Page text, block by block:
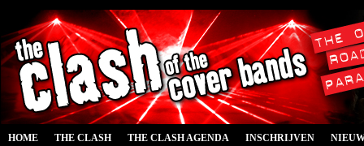
HOME THE CLASH THE CLASH AGENDA INSCHRIJVEN